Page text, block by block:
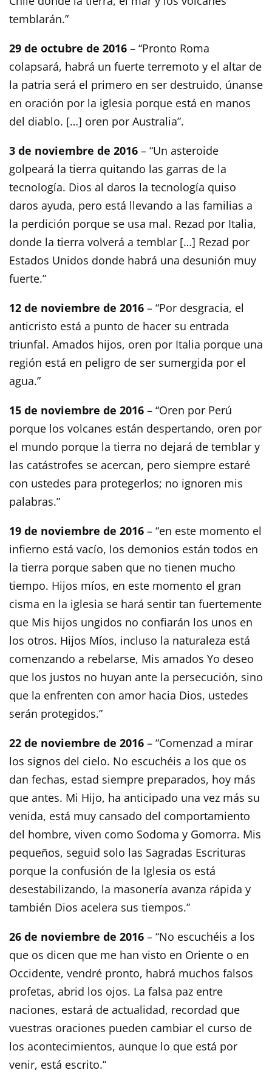
temblarán.”
29 de octubre de 2016 – “Pronto Roma
colapsará, habrá un fuerte terremoto y el altar de
la patria será el primero en ser destruido, únanse
en oración por la iglesia porque está en manos
del diablo. […] oren por Australia”.
3 de noviembre de 2016 – “Un asteroide
golpeará la tierra quitando las garras de la
tecnología. Dios al daros la tecnología quiso
daros ayuda, pero está llevando a las familias a
la perdición porque se usa mal. Rezad por Italia,
donde la tierra volverá a temblar […] Rezad por
Estados Unidos donde habrá una desunión muy
fuerte.”
12 de noviembre de 2016 – “Por desgracia, el
anticristo está a punto de hacer su entrada
triunfal. Amados hijos, oren por Italia porque una
región está en peligro de ser sumergida por el
agua.”
15 de noviembre de 2016 – “Oren por Perú
porque los volcanes están despertando, oren por
el mundo porque la tierra no dejará de temblar y
las catástrofes se acercan, pero siempre estaré
con ustedes para protegerlos; no ignoren mis
palabras.”
19 de noviembre de 2016 – “en este momento el
infierno está vacío, los demonios están todos en
la tierra porque saben que no tienen mucho
tiempo. Hijos míos, en este momento el gran
cisma en la iglesia se hará sentir tan fuertemente
que Mis hijos ungidos no confiarán los unos en
los otros. Hijos Míos, incluso la naturaleza está
comenzando a rebelarse, Mis amados Yo deseo
que los justos no huyan ante la persecución, sino
que la enfrenten con amor hacia Dios, ustedes
serán protegidos.”
22 de noviembre de 2016 – “Comenzad a mirar
los signos del cielo. No escuchéis a los que os
dan fechas, estad siempre preparados, hoy más
que antes. Mi Hijo, ha anticipado una vez más su
venida, está muy cansado del comportamiento
del hombre, viven como Sodoma y Gomorra. Mis
pequeños, seguid solo las Sagradas Escrituras
porque la confusión de la Iglesia os está
desestabilizando, la masonería avanza rápida y
también Dios acelera sus tiempos.”
26 de noviembre de 2016 – “No escuchéis a los
que os dicen que me han visto en Oriente o en
Occidente, vendré pronto, habrá muchos falsos
profetas, abrid los ojos. La falsa paz entre
naciones, estará de actualidad, recordad que
vuestras oraciones pueden cambiar el curso de
los acontecimientos, aunque lo que está por
venir, está escrito.”